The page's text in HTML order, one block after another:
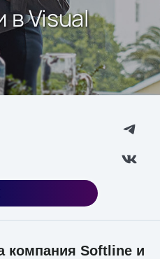
в Visual
компания Softline и